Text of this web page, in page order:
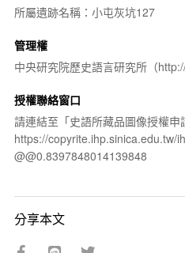
所屬遺跡名稱：小屯灰坑127
管理權
中央研究院歷史語言研究所（
授權聯絡窗口
請連結至「史語所藏品圖像授權申
https://copyrite.ihp.sinica.edu.tw/
@@0.8397848014139848
分享本文